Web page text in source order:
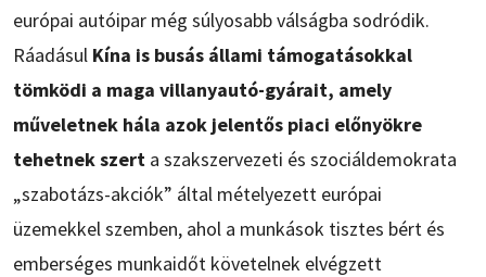
európai autóipar még súlyosabb válságba sodródik.
Ráadásul Kína is busás állami támogatásokkal
tömködi a maga villanyautó-gyárait, amely
műveletnek hála azok jelentős piaci előnyökre
tehetnek szert a szakszervezeti és szociáldemokrata
„szabotázs-akciók” által mételyezett európai
üzemekkel szemben, ahol a munkások tisztes bért és
emberséges munkaidőt követelnek elvégzett